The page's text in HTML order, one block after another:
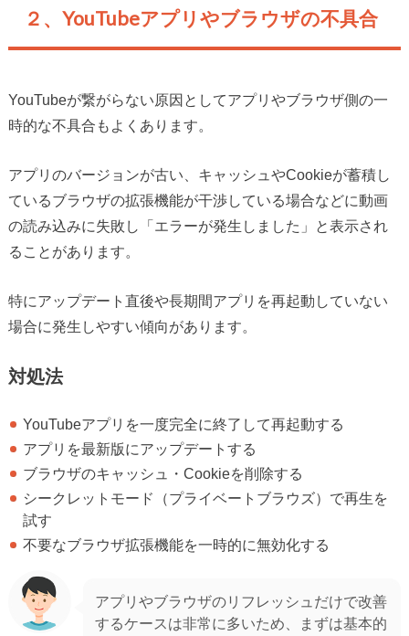
２、YouTubeアプリやブラウザの不具合
YouTubeが繋がらない原因としてアプリやブラウザ側の一
時的な不具合もよくあります。
アプリのバージョンが古い、キャッシュやCookieが蓄積し
ているブラウザの拡張機能が干渉している場合などに動画
の読み込みに失敗し「エラーが発生しました」と表示され
ることがあります。
特にアップデート直後や長期間アプリを再起動していない
場合に発生しやすい傾向があります。
対処法
YouTubeアプリを一度完全に終了して再起動する
アプリを最新版にアップデートする
ブラウザのキャッシュ・Cookieを削除する
シークレットモード（プライベートブラウズ）で再生を
試す
不要なブラウザ拡張機能を一時的に無効化する
アプリやブラウザのリフレッシュだけで改善
するケースは非常に多いため、まずは基本的